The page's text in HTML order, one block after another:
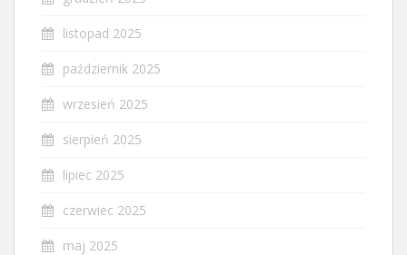
listopad 2025
październik 2025
wrzesień 2025
sierpień 2025
lipiec 2025
czerwiec 2025
maj 2025